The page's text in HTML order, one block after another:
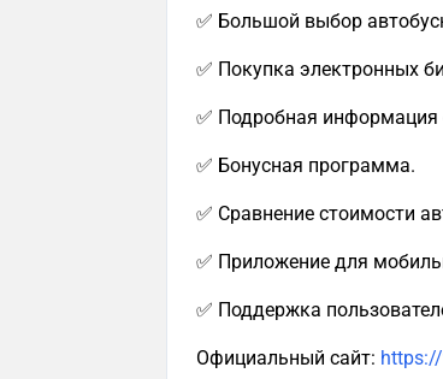
✅ Большой выбор
✅ Покупка электронных
✅ Подробная информация
✅ Бонусная программа.
✅ Сравнение стоимости
✅ Приложение для
✅ Поддержка
Официальный сайт: